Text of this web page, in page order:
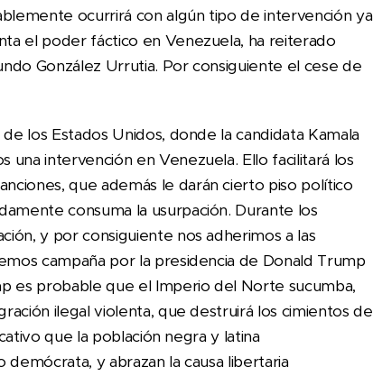
ocurrirá con algún tipo de intervención ya
el poder fáctico en Venezuela, ha reiterado
González Urrutia. Por consiguiente el cese de
los Estados Unidos, donde la candidata Kamala
una intervención en Venezuela. Ello facilitará los
que además le darán cierto piso político
consuma la usurpación. Durante los
y por consiguiente nos adherimos a las
campaña por la presidencia de Donald Trump
es probable que el Imperio del Norte sucumba,
ilegal violenta, que destruirá los cimientos de
que la población negra y latina
y abrazan la causa libertaria